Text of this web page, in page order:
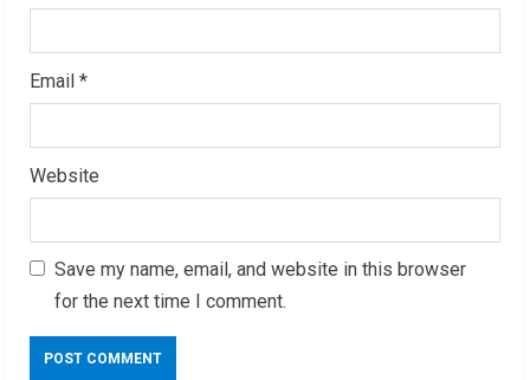
Email *
Website
Save my name, email, and website in this browser
for the next time I comment.